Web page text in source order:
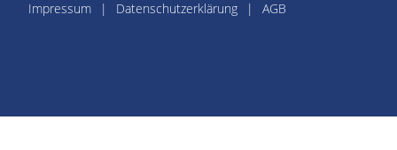
Impressum Datenschutzerklärung AGB